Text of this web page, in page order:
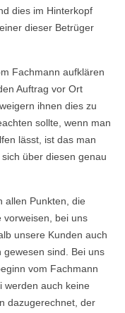
dies im Hinterkopf
dieser Betrüger
Fachmann aufklären
Auftrag vor Ort
ihnen dies zu
sollte, wenn man
lässt, ist das man
über diesen genau
allen Punkten, die
vorweisen, bei uns
unsere Kunden auch
sind. Bei uns
vom Fachmann
werden auch keine
dazugerechnet, der